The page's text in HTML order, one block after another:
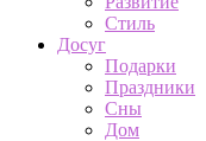
Стиль
Досуг
Подарки
Праздники
Сны
Дом